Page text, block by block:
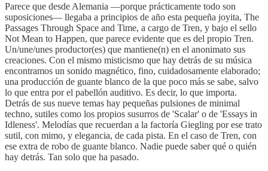
Parece que desde Alemania —porque prácticamente todo son
suposiciones— llegaba a principios de año esta pequeña joyita, The
Passages Through Space and Time, a cargo de Tren, y bajo el sello
Not Mean to Happen, que parece evidente que es del propio Tren.
Un/une/unes productor(es) que mantiene(n) en el anonimato sus
creaciones. Con el mismo misticismo que hay detrás de su música
encontramos un sonido magnético, fino, cuidadosamente elaborado;
una producción de guante blanco de la que poco más se sabe, salvo
lo que entra por el pabellón auditivo. Es decir, lo que importa.
Detrás de sus nueve temas hay pequeñas pulsiones de minimal
techno, sutiles como los propios susurros de 'Scalar' o de 'Essays in
Idleness'. Melodías que recuerdan a la factoría Giegling por ese trato
sutil, con mimo, y elegancia, de cada pista. En el caso de Tren, con
ese extra de robo de guante blanco. Nadie puede saber qué o quién
hay detrás. Tan solo que ha pasado.